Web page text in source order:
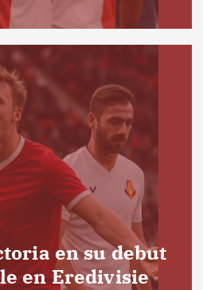
en su debut
en Eredivisie